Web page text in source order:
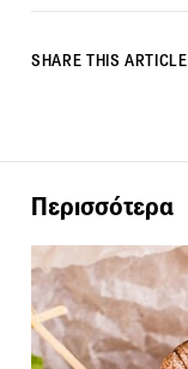
SHARE THIS ARTICLE
Περισσότερα